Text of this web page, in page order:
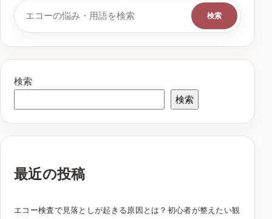
検索キーワード
検索
検索
検索
最近の投稿
エコー検査で見落としが起きる原因とは？初心者が整えたい観